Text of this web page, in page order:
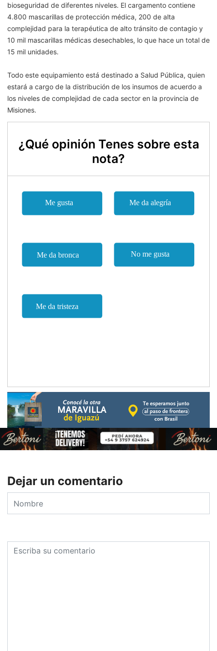
bioseguridad de diferentes niveles. El cargamento contiene
4.800 mascarillas de protección médica, 200 de alta
complejidad para la terapéutica de alto tránsito de contagio y
10 mil mascarillas médicas desechables, lo que hace un total de
15 mil unidades.
Todo este equipamiento está destinado a Salud Pública, quien
estará a cargo de la distribución de los insumos de acuerdo a
los niveles de complejidad de cada sector en la provincia de
Misiones.
¿Qué opinión Tenes sobre esta
nota?
Dejar un comentario